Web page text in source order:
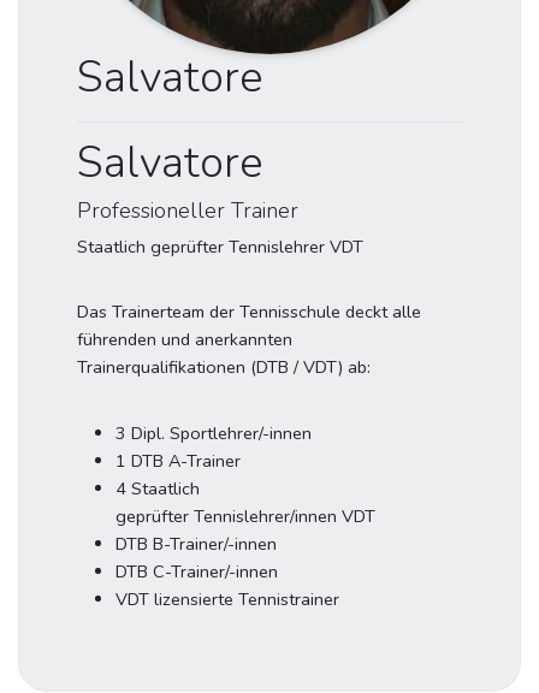
Salvatore
Salvatore
Professioneller Trainer
Staatlich geprüfter Tennislehrer VDT
Das Trainerteam der Tennisschule deckt alle
führenden und anerkannten
Trainerqualifikationen (DTB / VDT) ab:
3 Dipl. Sportlehrer/-innen
1 DTB A-Trainer
4 Staatlich
geprüfter Tennislehrer/innen VDT
DTB B-Trainer/-innen
DTB C-Trainer/-innen
VDT lizensierte Tennistrainer